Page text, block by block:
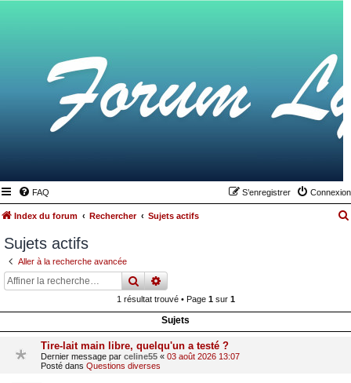
FAQ Connexion
S’enregistrer
Index du forum Rechercher Sujets actifs
Sujets actifs
Aller à la recherche avancée
rechercher
recherche
1 résultat trouvé • Page 1sur 1
Sujets
Tire-lait main libre, quelqu'un a testé ?
Dernier message par celine55 « 03 août 2026 13:07
Posté dans Questions diverses